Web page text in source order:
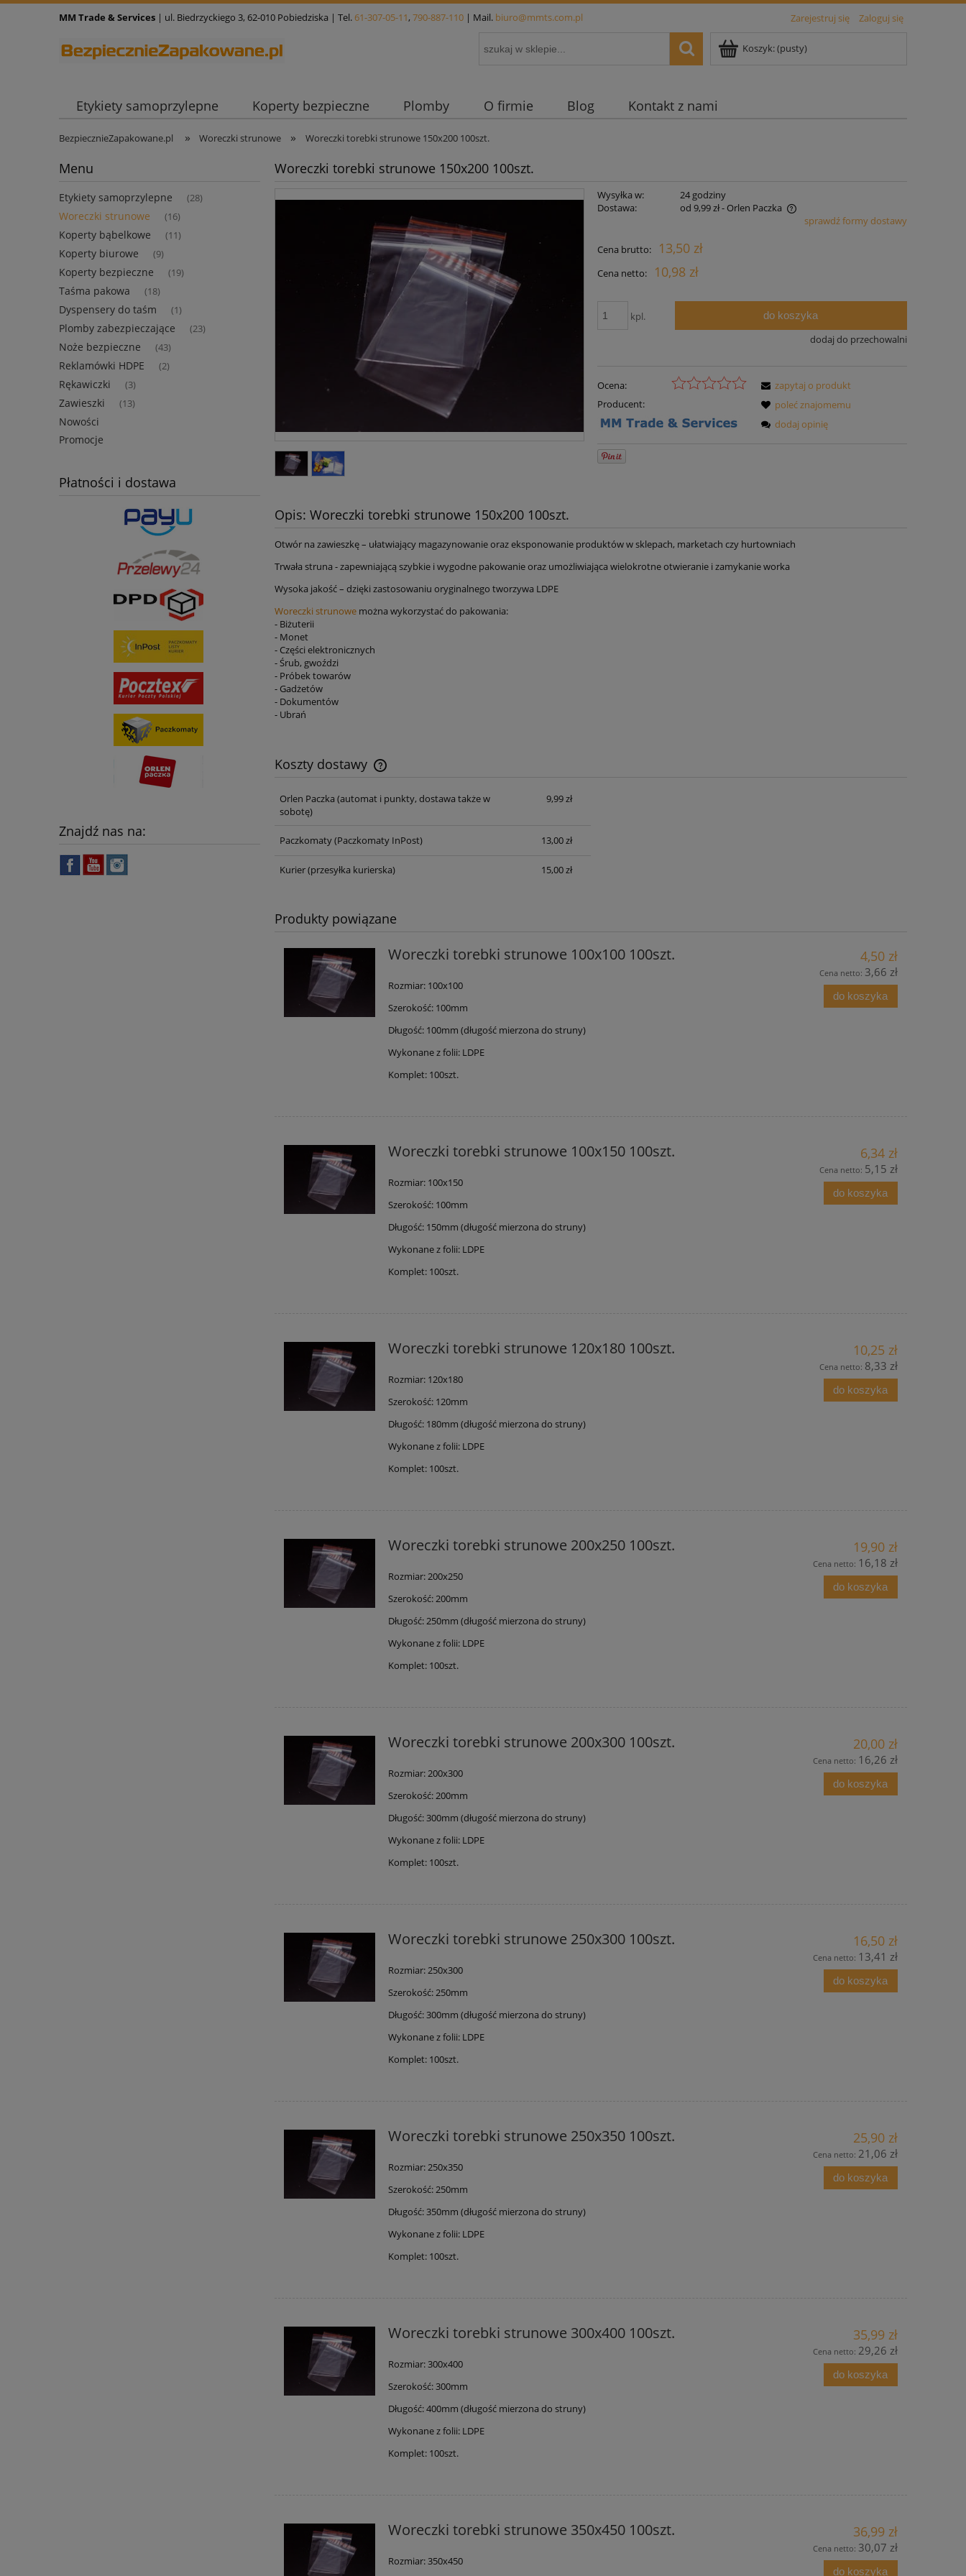
Zarejestruj się Zaloguj się
MM Trade & Services | ul. Biedrzyckiego 3, 62-010 Pobiedziska | Tel. 61-307-05-11, 790-887-110 | Mail. biuro@mmts.com.pl
Koszyk:(pusty)
Etykiety samoprzylepne Koperty bezpieczne Plomby O firmie Blog Kontakt z nami
BezpiecznieZapakowane.pl » Woreczki strunowe » Woreczki torebki strunowe 150x200 100szt.
Menu
Etykiety samoprzylepne (28)
Woreczki strunowe (16)
Koperty bąbelkowe (11)
Koperty biurowe (9)
Koperty bezpieczne (19)
Taśma pakowa (18)
Dyspensery do taśm (1)
Plomby zabezpieczające (23)
Noże bezpieczne (43)
Reklamówki HDPE (2)
Rękawiczki (3)
Zawieszki (13)
Nowości
Promocje
Płatności i dostawa
Znajdź nas na:
Woreczki torebki strunowe 150x200 100szt.
Wysyłka w:
24 godziny
Dostawa:
od 9,99 zł- Orlen Paczka
płatności
sprawdź formy dostawy
Cena brutto: 13,50 zł
Cena netto: 10,98 zł
kpl. do koszyka
dodaj do przechowalni
Ocena:
Producent:
zapytaj o produkt
poleć znajomemu
dodaj opinię
Opis: Woreczki torebki strunowe 150x200 100szt.
Otwór na zawieszkę – ułatwiający magazynowanie oraz eksponowanie produktów w sklepach, marketach czy hurtowniach
Trwała struna - zapewniającą szybkie i wygodne pakowanie oraz umożliwiająca wielokrotne otwieranie i zamykanie worka
Wysoka jakość – dzięki zastosowaniu oryginalnego tworzywa LDPE
Woreczki strunowe można wykorzystać do pakowania:
- Biżuterii
- Monet
- Części elektronicznych
- Śrub, gwoździ
- Próbek towarów
- Gadżetów
- Dokumentów
- Ubrań
Koszty dostawy
Cena nie zawiera ewentualnych kosztów
Orlen Paczka (automat i punkty, dostawa także w
sobotę)
9,99 zł
Paczkomaty(Paczkomaty InPost) 13,00 zł
Kurier(przesyłka kurierska) 15,00 zł
Produkty powiązane
Woreczki torebki strunowe 100x100 100szt.
Rozmiar: 100x100
Szerokość: 100mm
Długość: 100mm (długość mierzona do struny)
Wykonane z folii: LDPE
Komplet: 100szt.
4,50 zł
Cena netto: 3,66 zł
do koszyka
Woreczki torebki strunowe 100x150 100szt.
Rozmiar: 100x150
Szerokość: 100mm
Długość: 150mm (długość mierzona do struny)
Wykonane z folii: LDPE
Komplet: 100szt.
6,34 zł
Cena netto: 5,15 zł
do koszyka
Woreczki torebki strunowe 120x180 100szt.
Rozmiar: 120x180
Szerokość: 120mm
Długość: 180mm (długość mierzona do struny)
Wykonane z folii: LDPE
Komplet: 100szt.
10,25 zł
Cena netto: 8,33 zł
do koszyka
Woreczki torebki strunowe 200x250 100szt.
Rozmiar: 200x250
Szerokość: 200mm
Długość: 250mm (długość mierzona do struny)
Wykonane z folii: LDPE
Komplet: 100szt.
19,90 zł
Cena netto: 16,18 zł
do koszyka
Woreczki torebki strunowe 200x300 100szt.
Rozmiar: 200x300
Szerokość: 200mm
Długość: 300mm (długość mierzona do struny)
Wykonane z folii: LDPE
Komplet: 100szt.
20,00 zł
Cena netto: 16,26 zł
do koszyka
Woreczki torebki strunowe 250x300 100szt.
Rozmiar: 250x300
Szerokość: 250mm
Długość: 300mm (długość mierzona do struny)
Wykonane z folii: LDPE
Komplet: 100szt.
16,50 zł
Cena netto: 13,41 zł
do koszyka
Woreczki torebki strunowe 250x350 100szt.
Rozmiar: 250x350
Szerokość: 250mm
Długość: 350mm (długość mierzona do struny)
Wykonane z folii: LDPE
Komplet: 100szt.
25,90 zł
Cena netto: 21,06 zł
do koszyka
Woreczki torebki strunowe 300x400 100szt.
Rozmiar: 300x400
Szerokość: 300mm
Długość: 400mm (długość mierzona do struny)
Wykonane z folii: LDPE
Komplet: 100szt.
35,99 zł
Cena netto: 29,26 zł
do koszyka
Woreczki torebki strunowe 350x450 100szt.
Rozmiar: 350x450
36,99 zł
Cena netto: 30,07 zł
do koszyka